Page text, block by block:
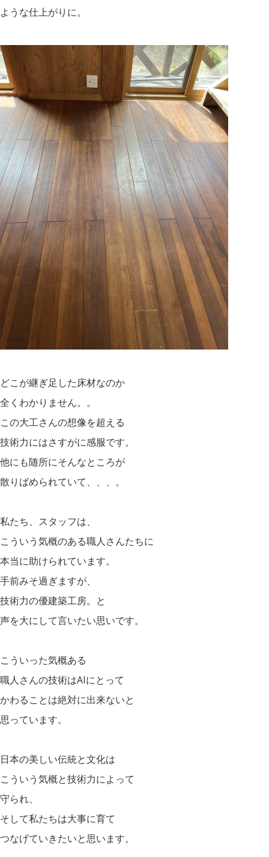
ような仕上がりに。
どこが継ぎ足した床材なのか
全くわかりません。。
この大工さんの想像を超える
技術力にはさすがに感服です。
他にも随所にそんなところが
散りばめられていて、、、。
私たち、スタッフは、
こういう気概のある職人さんたちに
本当に助けられています。
手前みそ過ぎますが、
技術力の優建築工房。と
声を大にして言いたい思いです。
こういった気概ある
職人さんの技術はAIにとって
かわることは絶対に出来ないと
思っています。
日本の美しい伝統と文化は
こういう気概と技術力によって
守られ、
そして私たちは大事に育て
つなげていきたいと思います。